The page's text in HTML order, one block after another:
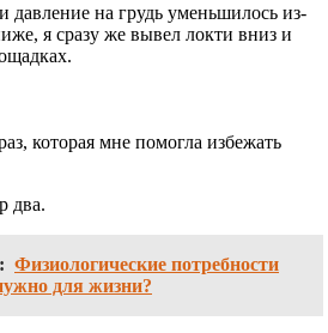
давление на грудь уменьшилось из-
я сразу же вывел локти вниз и
которая мне помогла избежать
два.
Физиологические потребности
для жизни?